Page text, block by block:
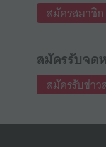
สมัครสมาชิก
สมัครรับจด
สมัครรับข่าว